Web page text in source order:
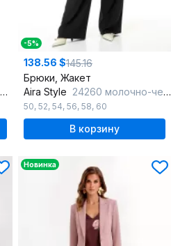
-5%
138.56 $145.16
Брюки, Жакет
Aira Style 24260 молочно-черный
50, 52, 54, 56, 58, 60
В корзину
Новинка